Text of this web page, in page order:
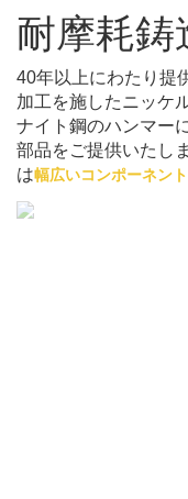
耐摩耗鋳
40年以上にわたり提
加工を施したニッケ
ナイト鋼のハンマー
部品をご提供いたし
は幅広いコンポーネン